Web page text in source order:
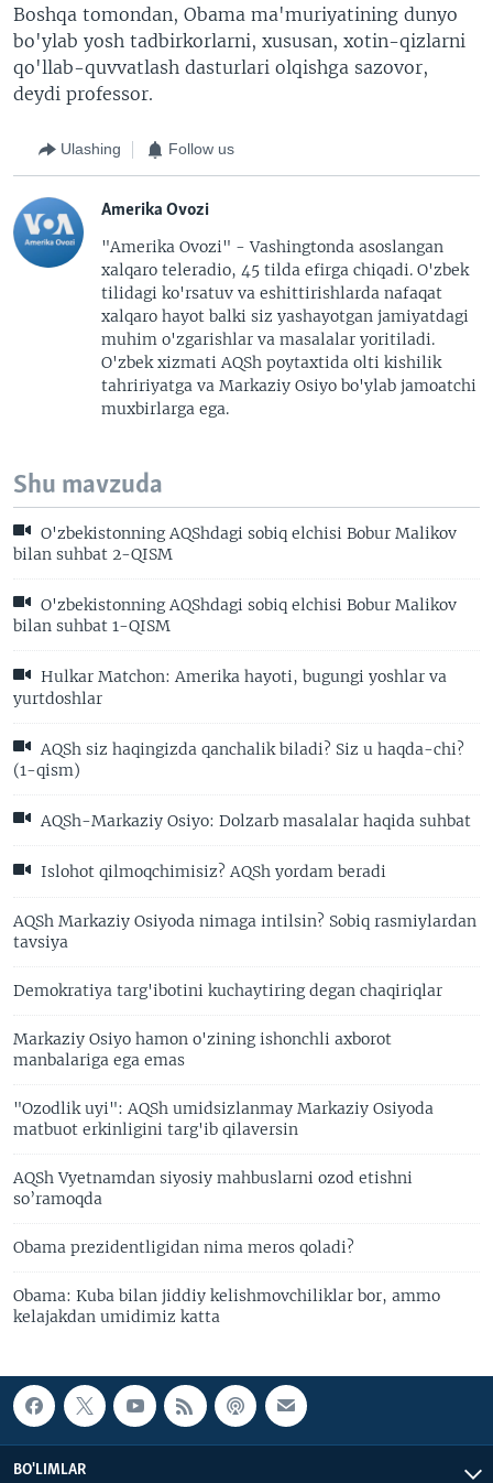
Boshqa tomondan, Obama ma'muriyatining dunyo
bo'ylab yosh tadbirkorlarni, xususan, xotin-qizlarni
qo'llab-quvvatlash dasturlari olqishga sazovor,
deydi professor.
Ulashing Follow us
Amerika Ovozi
"Amerika Ovozi" - Vashingtonda asoslangan
xalqaro teleradio, 45 tilda efirga chiqadi. O'zbek
tilidagi ko'rsatuv va eshittirishlarda nafaqat
xalqaro hayot balki siz yashayotgan jamiyatdagi
muhim o'zgarishlar va masalalar yoritiladi.
O'zbek xizmati AQSh poytaxtida olti kishilik
tahririyatga va Markaziy Osiyo bo'ylab jamoatchi
muxbirlarga ega.
Shu mavzuda
O'zbekistonning AQShdagi sobiq elchisi Bobur Malikov
bilan suhbat 2-QISM
O'zbekistonning AQShdagi sobiq elchisi Bobur Malikov
bilan suhbat 1-QISM
Hulkar Matchon: Amerika hayoti, bugungi yoshlar va
yurtdoshlar
AQSh siz haqingizda qanchalik biladi? Siz u haqda-chi?
(1-qism)
AQSh-Markaziy Osiyo: Dolzarb masalalar haqida suhbat
Islohot qilmoqchimisiz? AQSh yordam beradi
AQSh Markaziy Osiyoda nimaga intilsin? Sobiq rasmiylardan
tavsiya
Demokratiya targ'ibotini kuchaytiring degan chaqiriqlar
Markaziy Osiyo hamon o'zining ishonchli axborot
manbalariga ega emas
"Ozodlik uyi": AQSh umidsizlanmay Markaziy Osiyoda
matbuot erkinligini targ'ib qilaversin
AQSh Vyetnamdan siyosiy mahbuslarni ozod etishni
so’ramoqda
Obama prezidentligidan nima meros qoladi?
Obama: Kuba bilan jiddiy kelishmovchiliklar bor, ammo
kelajakdan umidimiz katta
BO'LIMLAR